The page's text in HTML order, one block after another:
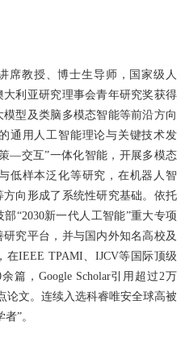
席教授、博士生导师，国家级人
利亚研究理事会青年研究奖获得
型及类脑多模态智能等前沿方向
通用人工智能理论与关键技术发
—交互”一体化智能，开展多模态
低样本泛化等研究，在机器人智
向形成了系统性研究基础。依托
“2030新一代人工智能”重大专项
究平台，并与国内外知名高校及
IEEE TPAMI、IJCV等国际顶级
篇，Google Scholar引用超过2万
论文。连续入选科睿唯安全球高被
”。